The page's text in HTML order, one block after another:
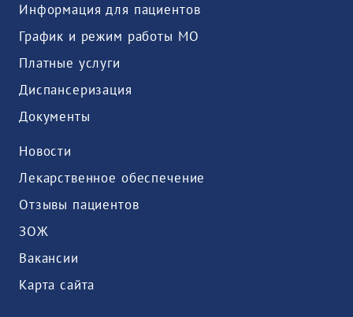
Информация для пациентов
График и режим работы МО
Платные услуги
Диспансеризация
Документы
Новости
Лекарственное обеспечение
Отзывы пациентов
ЗОЖ
Вакансии
Карта сайта